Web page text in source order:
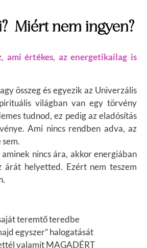
Miért nem ingyen?
ami értékes, az energetikailag is
összeg és egyezik az Univerzális
világban van egy törvény
tudnod, ez pedig az eladósítás
Ami nincs rendben adva, az
nincs ára, akkor energiában
árát helyetted. Ezért nem teszem
teremtő teredbe
egyszer” halogatását
valamit MAGADÉRT